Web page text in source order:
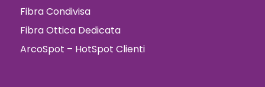
Fibra Condivisa
Fibra Ottica Dedicata
ArcoSpot – HotSpot Clienti